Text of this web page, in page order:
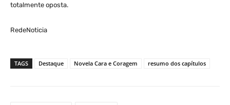
totalmente oposta.
RedeNoticia
TAGS Destaque Novela Cara e Coragem resumo dos capítulos